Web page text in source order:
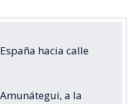
hacia calle
a la